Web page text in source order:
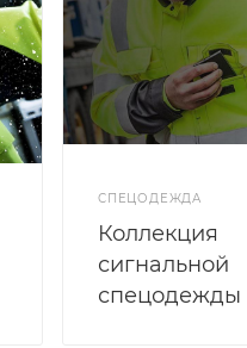
СПЕЦОДЕЖДА
Коллекция
сигнальной
спецодежды